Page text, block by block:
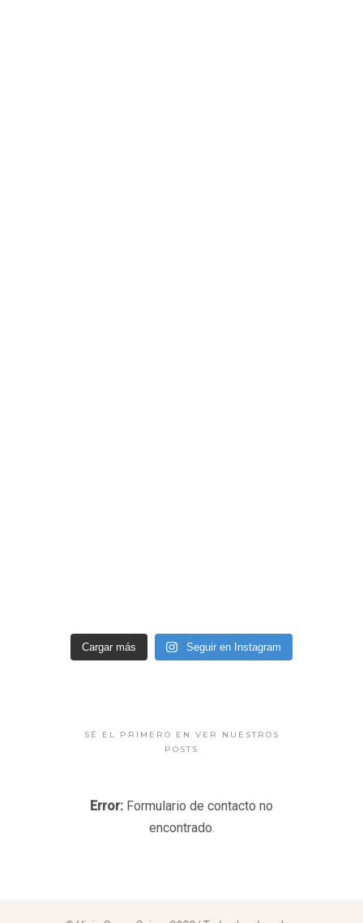
Cargar más Seguir en Instagram
SÉ EL PRIMERO EN VER NUESTROS
POSTS
Error: Formulario de contacto no
encontrado.